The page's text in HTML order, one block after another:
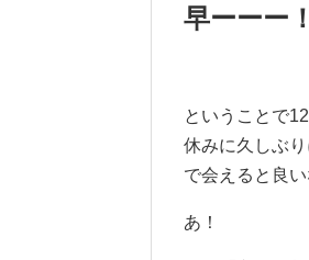
早ーーー！
ということで
休みに久しぶ
で会えると良
あ！